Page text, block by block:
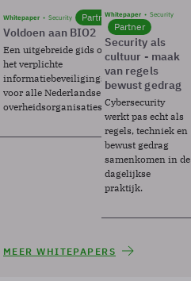
Whitepaper Security Partner
Voldoen aan BIO2
Een uitgebreide gids over BIO2,
het verplichte
informatiebeveiligingsframework
voor alle Nederlandse
overheidsorganisaties.
Whitepaper Security
Partner
Security als
cultuur - maak
van regels
bewust gedrag
Cybersecurity
werkt pas echt als
regels, techniek en
bewust gedrag
samenkomen in de
dagelijkse
praktijk.
MEER WHITEPAPERS